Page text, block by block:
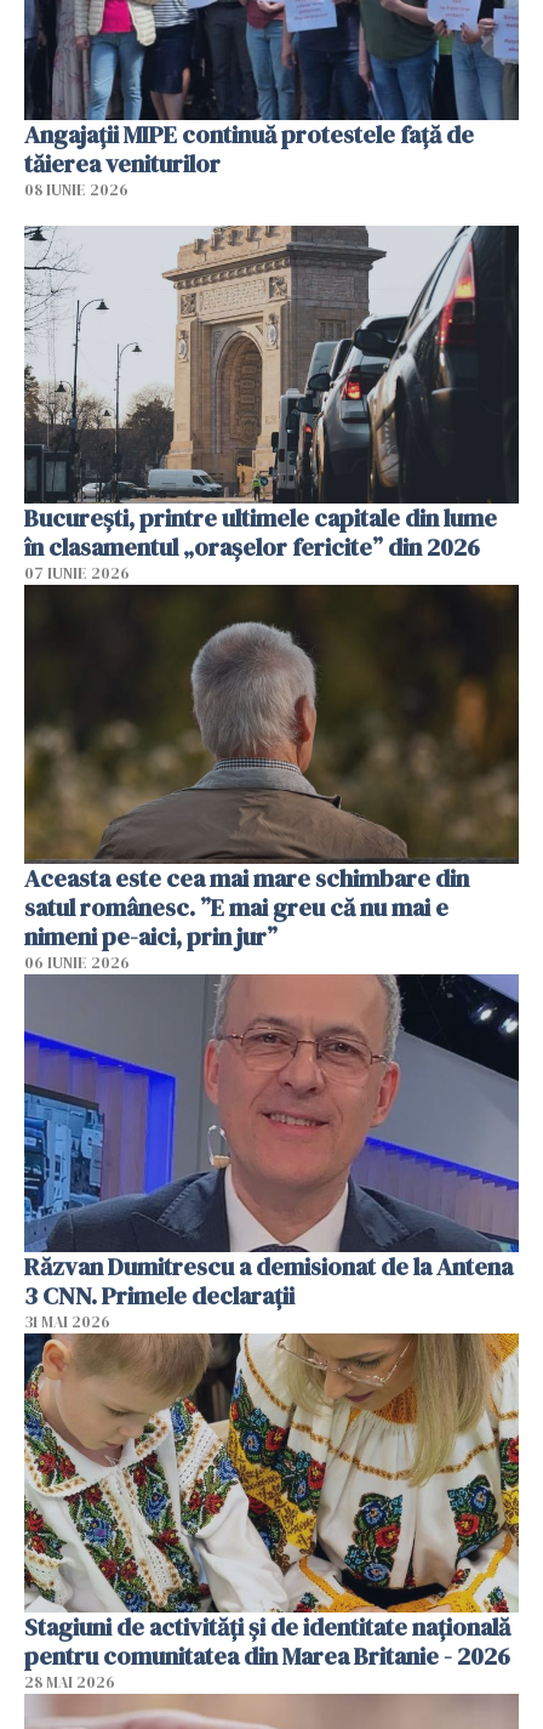
Angajaţii MIPE continuă protestele faţă de
tăierea veniturilor
08 IUNIE 2026
București, printre ultimele capitale din lume
în clasamentul „orașelor fericite” din 2026
07 IUNIE 2026
Aceasta este cea mai mare schimbare din
satul românesc. ”E mai greu că nu mai e
nimeni pe-aici, prin jur”
06 IUNIE 2026
Răzvan Dumitrescu a demisionat de la Antena
3 CNN. Primele declarații
31 MAI 2026
Stagiuni de activități și de identitate națională
pentru comunitatea din Marea Britanie - 2026
28 MAI 2026